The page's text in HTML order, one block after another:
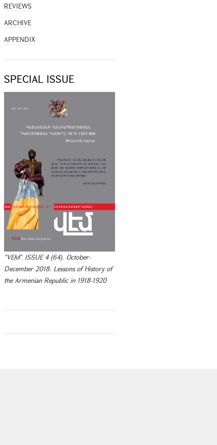
REVIEWS
ARCHIVE
APPENDIX
SPECIAL ISSUE
"VEM". ISSUE 4 (64). October-
December 2018. Lessons of History of
the Armenian Republic in 1918-1920